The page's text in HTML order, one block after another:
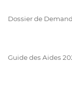
Dossier de
Guide des Aides